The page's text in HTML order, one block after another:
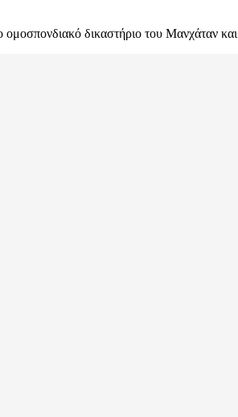
δικαστήριο του Μανχάταν